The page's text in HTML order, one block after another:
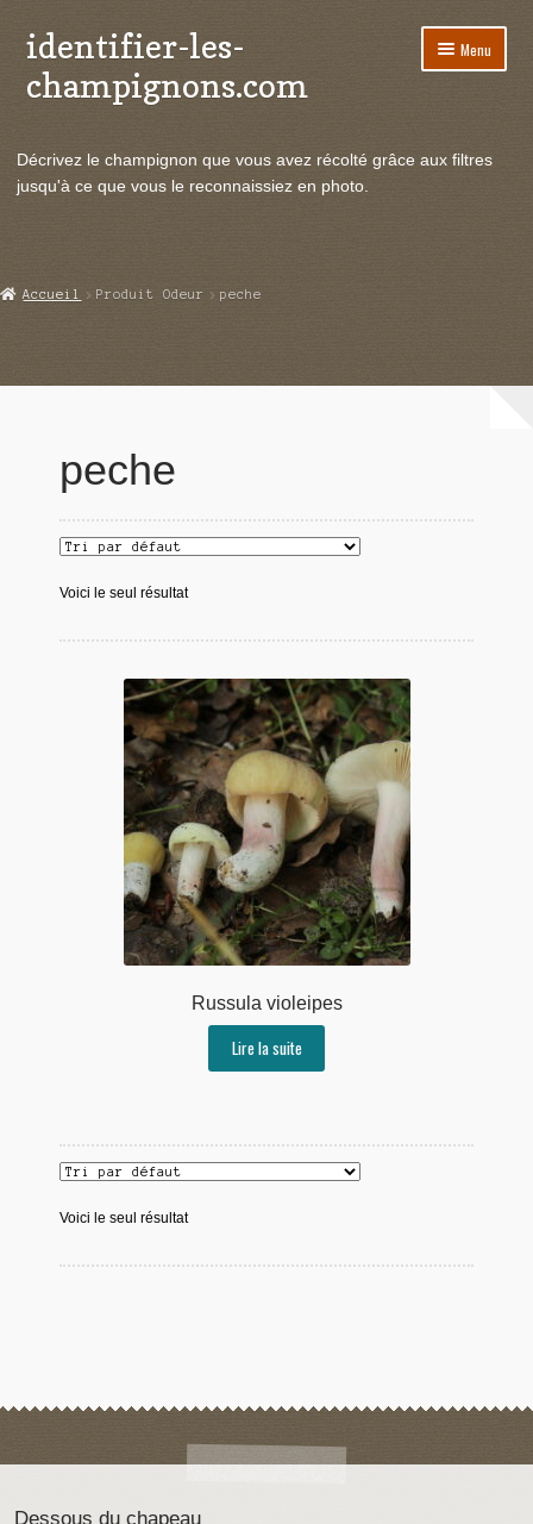
Aller
à
la
Aller
au
contenu
identifier-les-
champignons.com
Menu
le
Actualités
Echanges et contacts
Décrivez le champignon que vous avez récolté grâce aux filtres
jusqu'à ce que vous le reconnaissiez en photo.
Accueil Produit Odeur peche
peche
Voici le seul résultat
Russula violeipes
Lire la suite
Voici le seul résultat
Dessous du chapeau